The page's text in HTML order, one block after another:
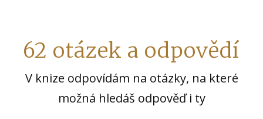
62 otázek a odpovědí
V knize odpovídám na otázky, na které
možná hledáš odpověď i ty